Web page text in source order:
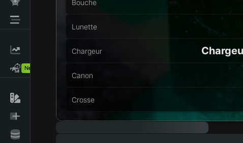
New!
Bouche
Lunette
Chargeur
Canon
Crosse